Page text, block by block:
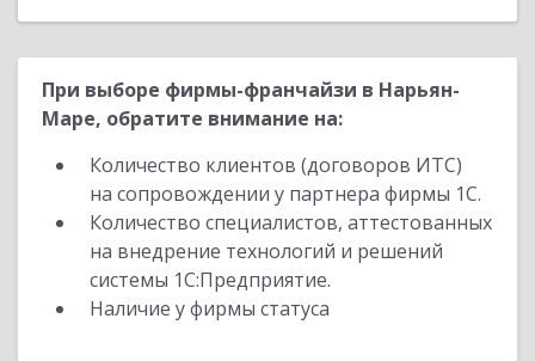
При выборе фирмы-франчайзи в Нарьян-
Маре, обратите внимание на:
Количество клиентов (договоров ИТС)
на сопровождении у партнера фирмы 1С.
Количество специалистов, аттестованных
на внедрение технологий и решений
системы 1С:Предприятие.
Наличие у фирмы статуса